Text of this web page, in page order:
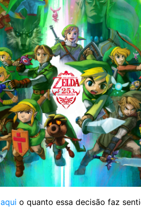
aqui o quanto essa decisão faz